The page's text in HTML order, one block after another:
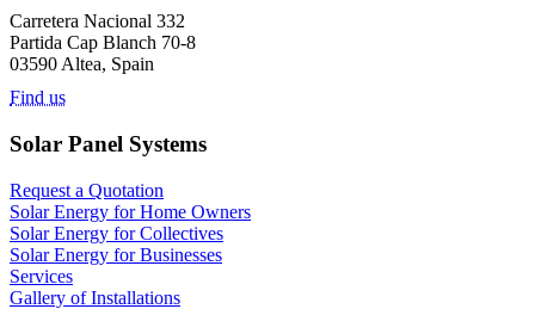
Carretera Nacional 332
Partida Cap Blanch 70-8
03590 Altea, Spain
Find us
Solar Panel Systems
Request a Quotation
Solar Energy for Home Owners
Solar Energy for Collectives
Solar Energy for Businesses
Services
Gallery of Installations